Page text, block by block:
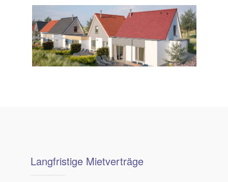
Lang­fristige Miet­verträge